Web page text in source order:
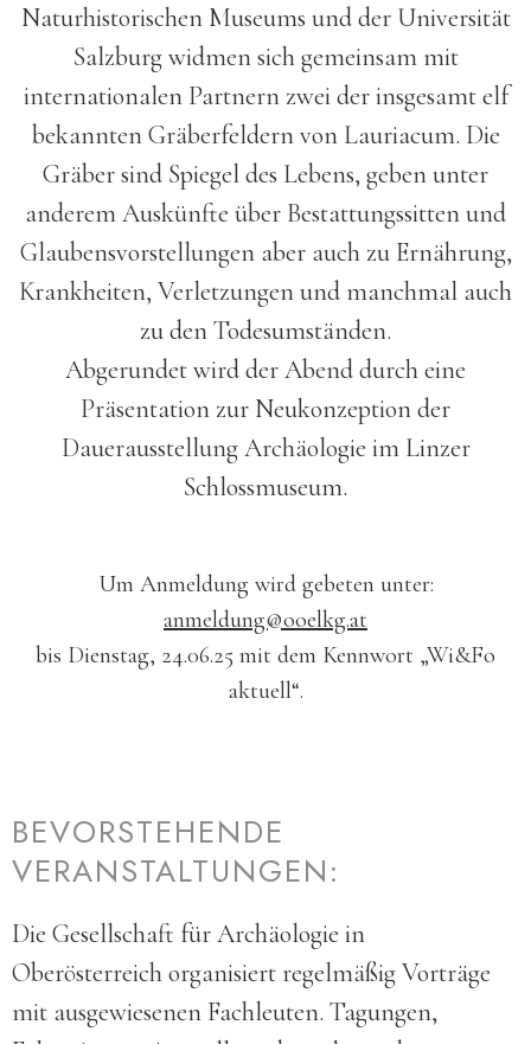
Naturhistorischen Museums und der Universität
Salzburg widmen sich gemeinsam mit
internationalen Partnern zwei der insgesamt elf
bekannten Gräberfeldern von Lauriacum. Die
Gräber sind Spiegel des Lebens, geben unter
anderem Auskünfte über Bestattungssitten und
Glaubensvorstellungen aber auch zu Ernährung,
Krankheiten, Verletzungen und manchmal auch
zu den Todesumständen.
Abgerundet wird der Abend durch eine
Präsentation zur Neukonzeption der
Dauerausstellung Archäologie im Linzer
Schlossmuseum.
Um Anmeldung wird gebeten unter:
anmeldung@ooelkg.at
bis Dienstag, 24.06.25 mit dem Kennwort „Wi&Fo
aktuell“.
BEVORSTEHENDE
VERANSTALTUNGEN:
Die Gesellschaft für Archäologie in
Oberösterreich organisiert regelmäßig Vorträge
mit ausgewiesenen Fachleuten. Tagungen,